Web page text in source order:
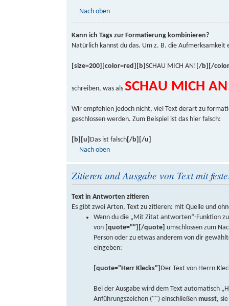
Nach oben
Kann ich Tags zur Formatierung kombinieren?
Natürlich kannst du das. Um z. B. die
[size=200][color=red][b] SCHAU MICH AN! [/b][/
schreiben, was als SCHAU MICH
Wir empfehlen jedoch nicht, viel Text derart zu
geschlossen werden. Zum Beispiel ist das hier falsch:
[b][u] Das ist falsch[/b][/u]
Nach oben
Zitieren und Ausgabe von Text mit
Text in Antworten zitieren
Es gibt zwei Arten, Text zu zitieren: mit Quelle und
Wenn du die „Mit Zitat antworten“-Funktion
von [quote=""][/quote] umschlossen zum
Person oder zu etwas anderem von dir
eingeben:
[quote="Herr Klecks"] Der Text von Herrn
Bei der Ausgabe wird dem Text automatisch
Anführungszeichen ("") einschließenmusst,